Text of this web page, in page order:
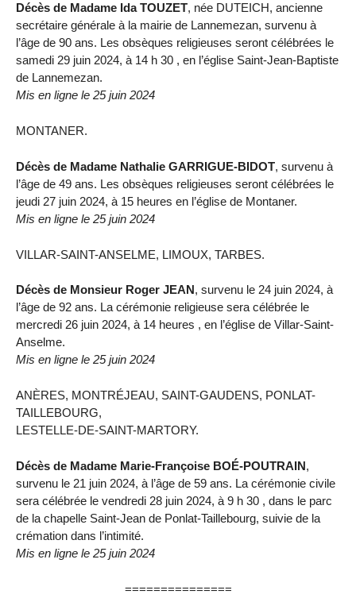
Décès de Madame Ida TOUZET, née DUTEICH, ancienne
secrétaire générale à la mairie de Lannemezan, survenu à
l’âge de 90 ans. Les obsèques religieuses seront célébrées le
samedi 29 juin 2024, à 14 h 30 , en l’église Saint-Jean-Baptiste
de Lannemezan.
Mis en ligne le 25 juin 2024
MONTANER.
Décès de Madame Nathalie GARRIGUE-BIDOT, survenu à
l’âge de 49 ans. Les obsèques religieuses seront célébrées le
jeudi 27 juin 2024, à 15 heures en l’église de Montaner.
Mis en ligne le 25 juin 2024
VILLAR-SAINT-ANSELME, LIMOUX, TARBES.
Décès de Monsieur Roger JEAN, survenu le 24 juin 2024, à
l’âge de 92 ans. La cérémonie religieuse sera célébrée le
mercredi 26 juin 2024, à 14 heures , en l’église de Villar-Saint-
Anselme.
Mis en ligne le 25 juin 2024
ANÈRES, MONTRÉJEAU, SAINT-GAUDENS, PONLAT-
TAILLEBOURG,
LESTELLE-DE-SAINT-MARTORY.
Décès de Madame Marie-Françoise BOÉ-POUTRAIN,
survenu le 21 juin 2024, à l’âge de 59 ans. La cérémonie civile
sera célébrée le vendredi 28 juin 2024, à 9 h 30 , dans le parc
de la chapelle Saint-Jean de Ponlat-Taillebourg, suivie de la
crémation dans l’intimité.
Mis en ligne le 25 juin 2024
===============